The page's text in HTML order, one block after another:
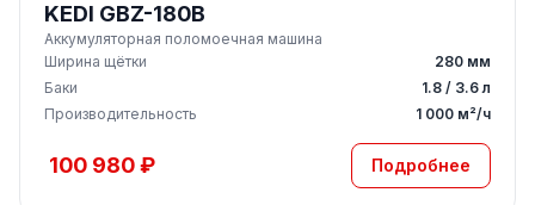
KEDI GBZ-180B
Аккумуляторная поломоечная машина
Ширина щётки
280 мм
Баки
1.8 / 3.6 л
Производительность
1 000 м²/ч
100 980 ₽ Подробнее